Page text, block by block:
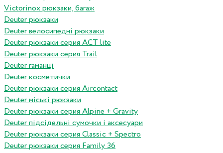
Victorinox рюкзаки, багаж
Deuter рюкзаки
Deuter велосипедні рюкзаки
Deuter рюкзаки серия ACT lite
Deuter рюкзаки серия Trail
Deuter гаманці
Deuter косметички
Deuter рюкзаки серия Aircontact
Deuter міські рюкзаки
Deuter рюкзаки серия Alpine + Gravity
Deuter підсідельні сумочки і аксесуари
Deuter рюкзаки серия Classic + Spectro
Deuter рюкзаки серия Family 36